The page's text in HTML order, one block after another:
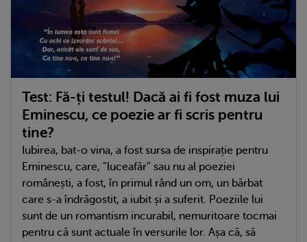
Test: Fă-ți testul! Dacă ai fi fost muza lui
Eminescu, ce poezie ar fi scris pentru
tine?
Iubirea, bat-o vina, a fost sursa de inspirație pentru
Eminescu, care, ”luceafăr” sau nu al poeziei
românești, a fost, în primul rând un om, un bărbat
care s-a îndrăgostit, a iubit și a suferit. Poeziile lui
sunt de un romantism incurabil, nemuritoare tocmai
pentru că sunt actuale în versurile lor. Așa că, să